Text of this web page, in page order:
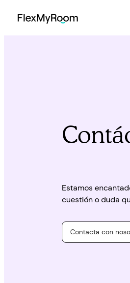
Estamos
cuestión o duda
Contacta con